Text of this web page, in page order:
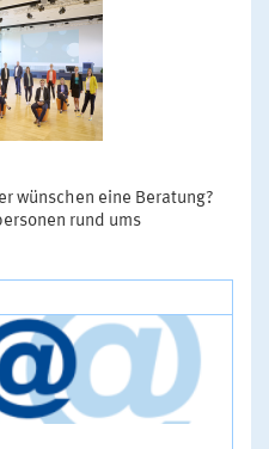
wünschen eine Beratung?
rund ums